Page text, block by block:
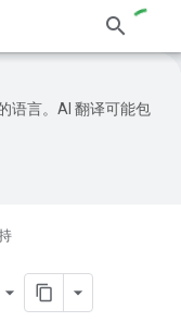
语言。AI 翻译可能包